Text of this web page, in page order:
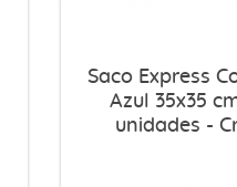
Saco Express
Azul 35x35
unidades -